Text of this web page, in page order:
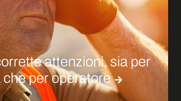
attenzioni, sia per
per operatore